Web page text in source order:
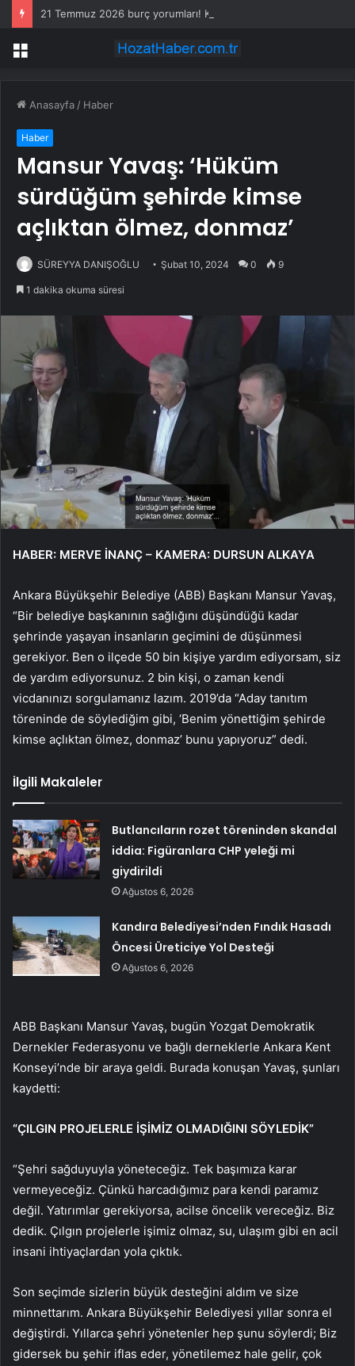
Menü
Anasayfa / Haber
Haber
Mansur Yavaş: ‘Hüküm
sürdüğüm şehirde kimse
açlıktan ölmez, donmaz’
SÜREYYA DANIŞOĞLU Şubat 10, 2024 0 9
1 dakika okuma süresi
HABER: MERVE İNANÇ – KAMERA: DURSUN ALKAYA
Ankara Büyükşehir Belediye (ABB) Başkanı Mansur Yavaş,
“Bir belediye başkanının sağlığını düşündüğü kadar
şehrinde yaşayan insanların geçimini de düşünmesi
gerekiyor. Ben o ilçede 50 bin kişiye yardım ediyorsam, siz
de yardım ediyorsunuz. 2 bin kişi, o zaman kendi
vicdanınızı sorgulamanız lazım. 2019’da “Aday tanıtım
töreninde de söylediğim gibi, ‘Benim yönettiğim şehirde
kimse açlıktan ölmez, donmaz’ bunu yapıyoruz” dedi.
İlgili Makaleler
Butlancıların rozet töreninden skandal
iddia: Figüranlara CHP yeleği mi
giydirildi
Ağustos 6, 2026
Kandıra Belediyesi’nden Fındık Hasadı
Öncesi Üreticiye Yol Desteği
Ağustos 6, 2026
ABB Başkanı Mansur Yavaş, bugün Yozgat Demokratik
Dernekler Federasyonu ve bağlı derneklerle Ankara Kent
Konseyi’nde bir araya geldi. Burada konuşan Yavaş, şunları
kaydetti:
“ÇILGIN PROJELERLE İŞİMİZ OLMADIĞINI SÖYLEDİK”
“Şehri sağduyuyla yöneteceğiz. Tek başımıza karar
vermeyeceğiz. Çünkü harcadığımız para kendi paramız
değil. Yatırımlar gerekiyorsa, acilse öncelik vereceğiz. Biz
dedik. Çılgın projelerle işimiz olmaz, su, ulaşım gibi en acil
insani ihtiyaçlardan yola çıktık.
Son seçimde sizlerin büyük desteğini aldım ve size
minnettarım. Ankara Büyükşehir Belediyesi yıllar sonra el
değiştirdi. Yıllarca şehri yönetenler hep şunu söylerdi; Biz
gidersek bu şehir iflas eder, yönetilemez hale gelir, çok